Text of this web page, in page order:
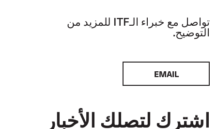
تواصل مع خبراء الـITF للمزيد من
التوضيح.
EMAIL
اشترك لتصلك الأخبار